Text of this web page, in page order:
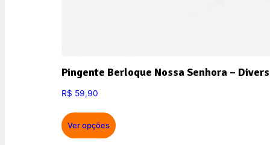
Pingente Berloque Nossa Senhora –
R$ 59,90
Ver opções